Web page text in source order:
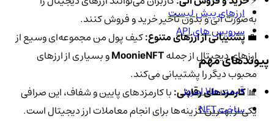
به‌صورت آنی و بدون تأخیر خرید و فروش کنند.
💼پشتیبانی از ارزهای متنوع:کیف پول من مجموعه‌ای وسیع از
ارزهای دیجیتال از جملهMoonieNFTو بسیاری از ارزهای
محبوب دیگر را پشتیبانی می‌کند.
📊کارمزدهای رقابتی:با کارمزدهای پایین و شفاف، این صرافی
یکی از بهترین گزینه‌ها برای انجام معاملات ارز دیجیتال است.
ارزهای پیش لیست
سرویس های API
پیوندهای مهم
قیمت طلا امروز
ساخت NFT